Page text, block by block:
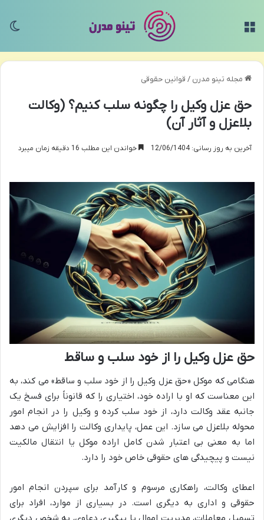
مجله تینو مدرن / قوانین حقوقی
حق عزل وکیل را چگونه سلب کنیم؟ (وکالت
بلاعزل و آثار آن)
آخرین به روز رسانی: 12/06/1404 خواندن این مطلب 16 دقیقه زمان میبرد
حق عزل وکیل را از خود سلب و ساقط
هنگامی که موکل «حق عزل وکیل را از خود سلب و ساقط» می کند، به
این معناست که او با اراده خود، اختیاری را که قانوناً برای فسخ یک
جانبه عقد وکالت دارد، از خود سلب کرده و وکیل را در انجام امور
محوله بلاعزل می سازد. این عمل، پایداری وکالت را افزایش می دهد
اما به معنی بی اعتبار شدن کامل اراده موکل یا انتقال مالکیت
نیست و پیچیدگی های حقوقی خاص خود را دارد.
اعطای وکالت، راهکاری مرسوم و کارآمد برای سپردن انجام امور
حقوقی و اداری به دیگری است. در بسیاری از موارد، افراد برای